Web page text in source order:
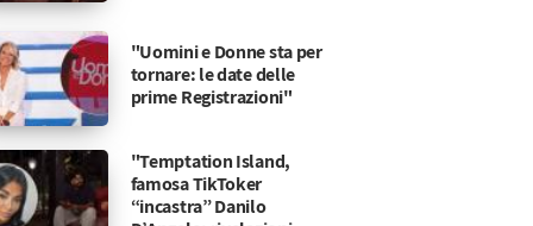
"Uomini e Donne sta per
tornare: le date delle
prime Registrazioni"
"Temptation Island,
famosa TikToker
“incastra” Danilo